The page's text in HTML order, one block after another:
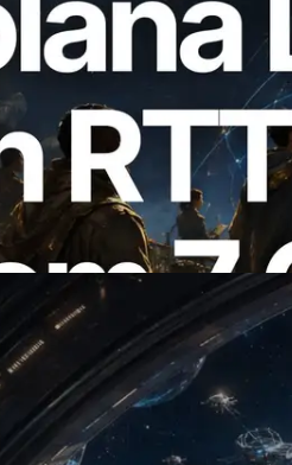
Leader Slot
depuis 7 régions
Validators
lancée